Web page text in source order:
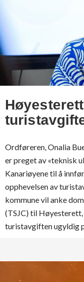
Ordføreren, Onalia
er preget av «teknisk
Kanariøyene til å
opphevelsen av
kommune vil anke
(TSJC) til
turistavgiften ugyldig